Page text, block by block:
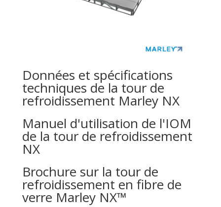
Données et spécifications
techniques de la tour de
refroidissement Marley NX
Manuel d'utilisation de l'IOM
de la tour de refroidissement
NX
Brochure sur la tour de
refroidissement en fibre de
verre Marley NX™